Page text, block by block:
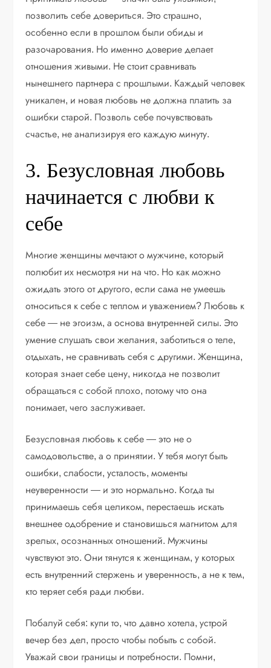
позволить себе довериться. Это страшно,
особенно если в прошлом были обиды и
разочарования. Но именно доверие делает
отношения живыми. Не стоит сравнивать
нынешнего партнера с прошлыми. Каждый человек
уникален, и новая любовь не должна платить за
ошибки старой. Позволь себе почувствовать
счастье, не анализируя его каждую минуту.
3. Безусловная любовь
начинается с любви к
себе
Многие женщины мечтают о мужчине, который
полюбит их несмотря ни на что. Но как можно
ожидать этого от другого, если сама не умеешь
относиться к себе с теплом и уважением? Любовь к
себе — не эгоизм, а основа внутренней силы. Это
умение слушать свои желания, заботиться о теле,
отдыхать, не сравнивать себя с другими. Женщина,
которая знает себе цену, никогда не позволит
обращаться с собой плохо, потому что она
понимает, чего заслуживает.
Безусловная любовь к себе — это не о
самодовольстве, а о принятии. У тебя могут быть
ошибки, слабости, усталость, моменты
неуверенности — и это нормально. Когда ты
принимаешь себя целиком, перестаешь искать
внешнее одобрение и становишься магнитом для
зрелых, осознанных отношений. Мужчины
чувствуют это. Они тянутся к женщинам, у которых
есть внутренний стержень и уверенность, а не к тем,
кто теряет себя ради любви.
Побалуй себя: купи то, что давно хотела, устрой
вечер без дел, просто чтобы побыть с собой.
Уважай свои границы и потребности. Помни,